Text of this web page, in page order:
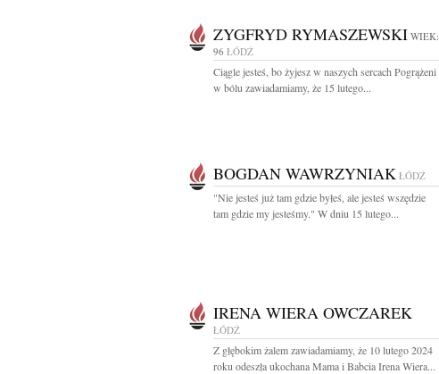
ZYGFRYD RYMASZEWSKI WIEK:
96 ŁÓDŹ
Ciągle jesteś, bo żyjesz w naszych sercach Pogrążeni
w bólu zawiadamiamy, że 15 lutego...
BOGDAN WAWRZYNIAK ŁÓDŹ
"Nie jesteś już tam gdzie byłeś, ale jesteś wszędzie
tam gdzie my jesteśmy." W dniu 15 lutego...
IRENA WIERA OWCZAREK
ŁÓDŹ
Z głębokim żalem zawiadamiamy, że 10 lutego 2024
roku odeszła ukochana Mama i Babcia Irena Wiera...